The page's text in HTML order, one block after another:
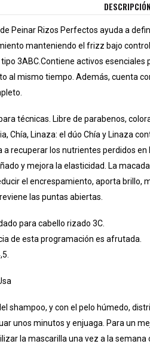
Peinar Rizos Perfectos ayuda a
manteniendo el frizz bajo
3ABC.Contiene activos
al mismo tiempo. Además, cuenta
técnicas. Libre de parabenos,
Chía, Linaza: el dúo Chía y Linaza
a recuperar los nutrientes perdidos
y mejora la elasticidad. La
el encrespamiento, aporta brillo,
las puntas abiertas.
para cabello rizado 3C.
de esta programación es afrutada.
shampoo, y con el pelo húmedo,
unos minutos y enjuaga. Para un
la mascarilla una vez a la semana